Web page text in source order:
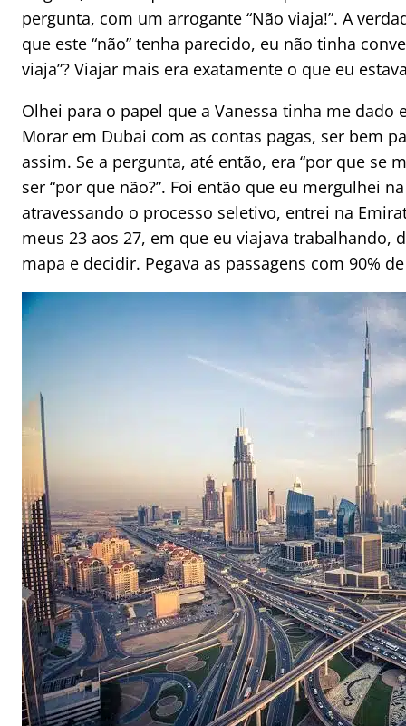
pergunta, com um arrogante “Não viaja!”. A
que este “não” tenha parecido, eu não tinha
viaja”? Viajar mais era exatamente o que eu
Olhei para o papel que a Vanessa tinha me
Morar em Dubai com as contas pagas, ser bem
assim. Se a pergunta, até então, era “por que se
ser “por que não?”. Foi então que eu mergulhei
atravessando o processo seletivo, entrei na
meus 23 aos 27, em que eu viajava trabalhando,
mapa e decidir. Pegava as passagens com 90%